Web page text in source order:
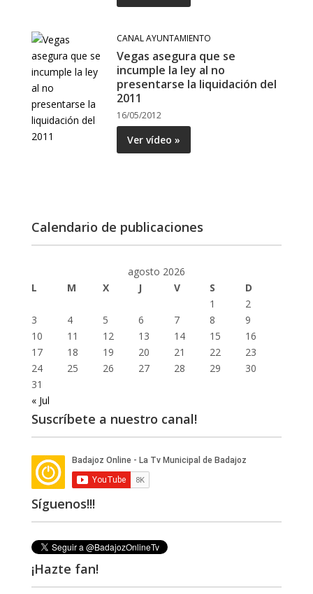
CANAL AYUNTAMIENTO
Vegas asegura que se
incumple la ley al no
presentarse la liquidación del
2011
16/05/2012
Ver vídeo »
Calendario de publicaciones
agosto 2026
L
M X J V S
D
1
2
3
4 5 6 7 8
9
10
11 12 13 14 15
16
17
18 19 20 21 22
23
24
25 26 27 28 29
30
31
« Jul
Suscríbete a nuestro canal!
Síguenos!!!
¡Hazte fan!